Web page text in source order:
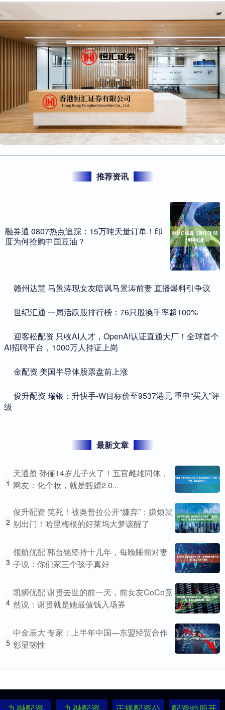
推荐资讯
融券通 0807热点追踪：15万吨天量订单！印
度为何抢购中国豆油？
​赣州达慧 马景涛现女友暗讽马景涛前妻 直播爆料引争议
​世纪汇通 一周活跃股排行榜：76只股换手率超100%
​迎客松配资 只收AI人才，OpenAI认证直通大厂！全球首个
AI招聘平台，1000万人持证上岗
​金配资 美国半导体股票盘前上涨
​俊升配资 瑞银：升快手-W目标价至9537港元 重申“买入”评
级
最新文章
1
天通盈 孙俪14岁儿子火了！五官雌雄同体，
网友：化个妆，就是甄嬛2.0...
2
俊升配资 笑死！被奥普拉公开“嫌弃”：嫌烦就
别出门！哈里梅根的好莱坞大梦该醒了
3
领航优配 郭台铭坚持十几年，每晚睡前对妻
子说：你们家三个孩子真好
4
凯狮优配 谢贤去世的前一天，前女友CoCo竟
然说：谢贤就是她最值钱入场券
5
中金辰大 专家：上半年中国—东盟经贸合作
彰显韧性